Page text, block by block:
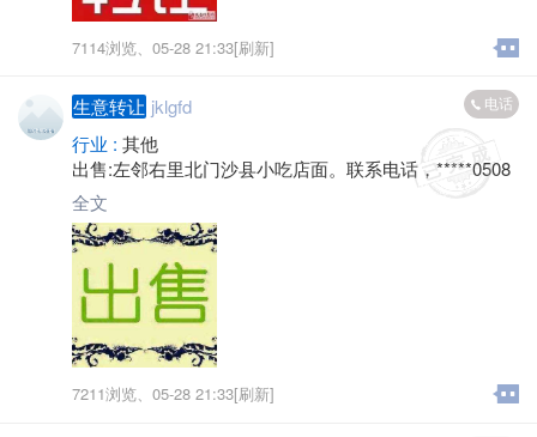
7114浏览、 05-28 21:33[刷新]
生意转让 jklgfd 电话
行业 : 其他
出售:左邻右里北门沙县小吃店面。联系电话，*****0508
全文
7211浏览、 05-28 21:33[刷新]